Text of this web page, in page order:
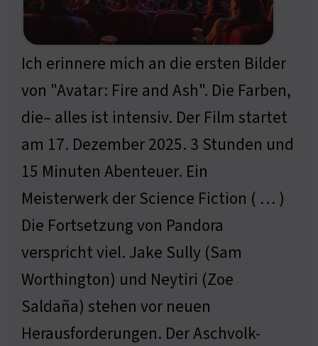
Ich erinnere mich an die ersten Bilder
von "Avatar: Fire and Ash". Die Farben,
die– alles ist intensiv. Der Film startet
am 17. Dezember 2025. 3 Stunden und
15 Minuten Abenteuer. Ein
Meisterwerk der Science Fiction ( … )
Die Fortsetzung von Pandora
verspricht viel. Jake Sully (Sam
Worthington) und Neytiri (Zoe
Saldaña) stehen vor neuen
Herausforderungen. Der Aschvolk-